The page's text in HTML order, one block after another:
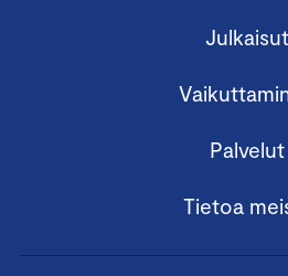
Julkaisut
Palvelut
Tietoa